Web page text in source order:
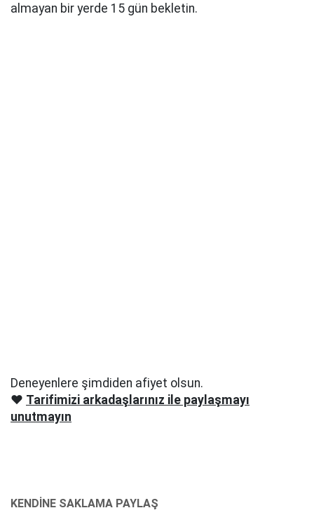
almayan bir yerde 15 gün bekletin.
Deneyenlere şimdiden afiyet olsun.
❤️ Tarifimizi arkadaşlarınız ile paylaşmayı
unutmayın